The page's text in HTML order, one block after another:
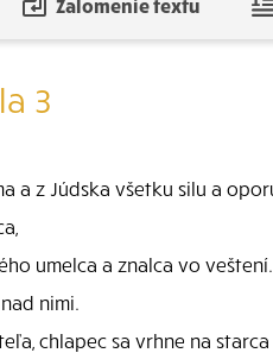
3
a z Júdska všetku silu a
umelca a znalca vo veštení.
nimi.
chlapec sa vrhne na